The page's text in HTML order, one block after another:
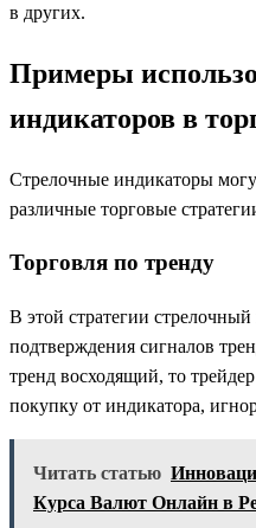
в других.
Примеры
индикаторов в
Стрелочные индикаторы
различные торговые
Торговля по тренду
В этой стратегии
подтверждения сигналов
тренд восходящий, то
покупку от индикатора,
Читать статью
Курса Валют Онлайн в